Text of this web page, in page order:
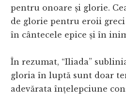
pentru onoare și glorie.
de glorie pentru eroii
în cântecele epice și în
În rezumat, “Iliada”
gloria în luptă sunt doar
adevărata înțelepciune